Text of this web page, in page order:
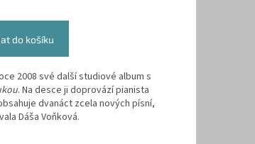
do košíku
2008 své další studiové album s
. Na desce ji doprovází pianista
dvanáct zcela nových písní,
Dáša Voňková.